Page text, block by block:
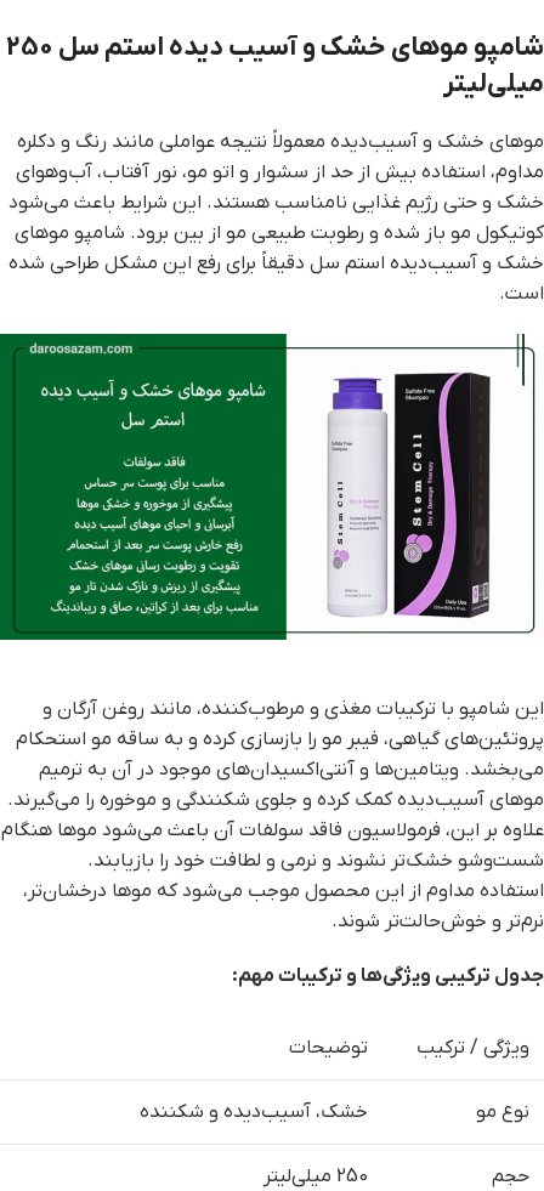
شامپو موهای خشک و آسیب دیده استم سل 250
میلی‌لیتر
موهای خشک و آسیب‌دیده معمولاً نتیجه عواملی مانند رنگ و دکلره
مداوم، استفاده بیش از حد از سشوار و اتو مو، نور آفتاب، آب‌وهوای
خشک و حتی رژیم غذایی نامناسب هستند. این شرایط باعث می‌شود
کوتیکول مو باز شده و رطوبت طبیعی مو از بین برود. شامپو موهای
خشک و آسیب‌دیده استم سل دقیقاً برای رفع این مشکل طراحی شده
است.
این شامپو با ترکیبات مغذی و مرطوب‌کننده، مانند روغن آرگان و
پروتئین‌های گیاهی، فیبر مو را بازسازی کرده و به ساقه مو استحکام
می‌بخشد. ویتامین‌ها و آنتی‌اکسیدان‌های موجود در آن به ترمیم
موهای آسیب‌دیده کمک کرده و جلوی شکنندگی و موخوره را می‌گیرند.
علاوه بر این، فرمولاسیون فاقد سولفات آن باعث می‌شود موها هنگام
شست‌وشو خشک‌تر نشوند و نرمی و لطافت خود را بازیابند.
استفاده مداوم از این محصول موجب می‌شود که موها درخشان‌تر،
نرم‌تر و خوش‌حالت‌تر شوند.
جدول ترکیبی ویژگی‌ها و ترکیبات مهم:
ویژگی / ترکیب توضیحات
نوع مو خشک، آسیب‌دیده و شکننده
حجم 250 میلی‌لیتر